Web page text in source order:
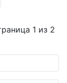
1 из 2